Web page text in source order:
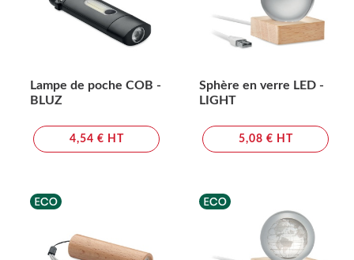
Lampe de poche COB -
BLUZ
4,54 € HT
Sphère en verre LED -
LIGHT
5,08 € HT